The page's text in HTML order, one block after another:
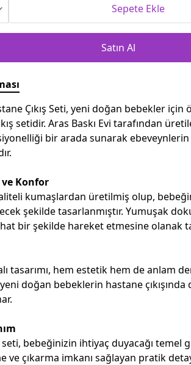
Sepete Ekle
Satın Al
Çıkış Seti, yeni doğan bebekler için
setidir. Aras Baskı Evi tarafından
bir arada sunarak ebeveynlerin
Konfor
kumaşlardan üretilmiş olup,
şekilde tasarlanmıştır. Yumuşak
bir şekilde hareket etmesine olanak
tasarımı, hem estetik hem de anlam
doğan bebeklerin hastane
seti, bebeğinizin ihtiyaç duyacağı temel
ve çıkarma imkanı sağlayan pratik